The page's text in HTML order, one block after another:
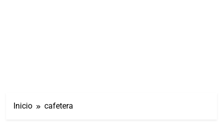
Inicio cafetera